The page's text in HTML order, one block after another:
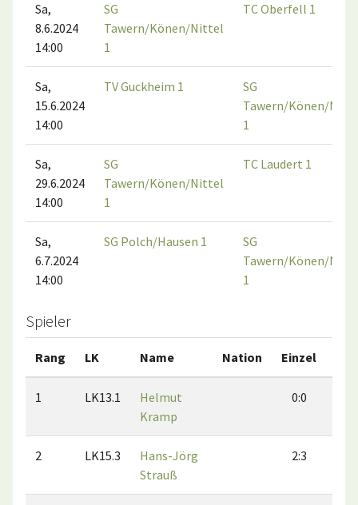
Sa,
8.6.2024
14:00
SG
Tawern/Könen/Nittel
1
TC Oberfell 1
Sa,
15.6.2024
14:00
TV Guckheim 1
SG
Tawern/Könen/
1
Sa,
29.6.2024
14:00
SG
Tawern/Könen/Nittel
1
TC Laudert 1
Sa,
6.7.2024
14:00
SG Polch/Hausen 1
SG
Tawern/Könen/
1
Spieler
Rang LK Name Nation Einzel
1 LK13.1
Helmut
Kramp
0:0
2 LK15.3
Hans-Jörg
Strauß
2:3